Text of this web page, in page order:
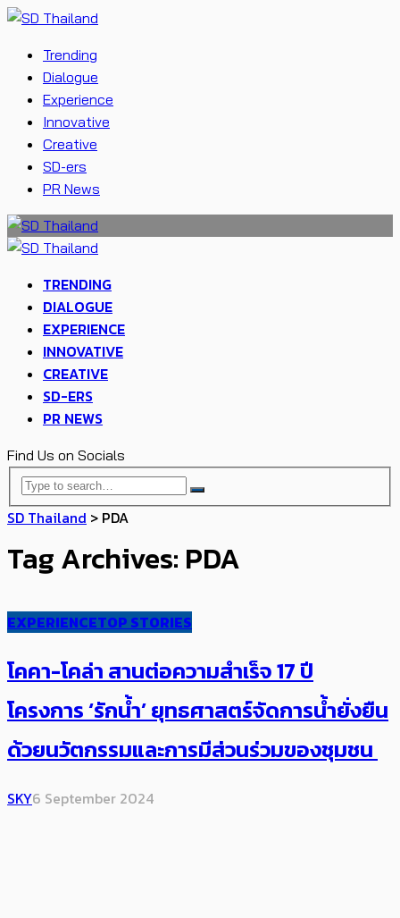
Trending
Dialogue
Experience
Innovative
Creative
SD-ers
PR News
TRENDING
DIALOGUE
EXPERIENCE
INNOVATIVE
CREATIVE
SD-ERS
PR NEWS
Find Us on Socials
SD Thailand > PDA
Tag Archives: PDA
EXPERIENCETOP STORIES
โคคา-โคล่า สานต่อความสำเร็จ 17 ปี
โครงการ ‘รักน้ำ’ ​ยุทธศาสตร์จัดการน้ำยั่งยืน
ด้วยนวัตกรรมและการมีส่วนร่วมของชุมชน
SKY6 September 2024